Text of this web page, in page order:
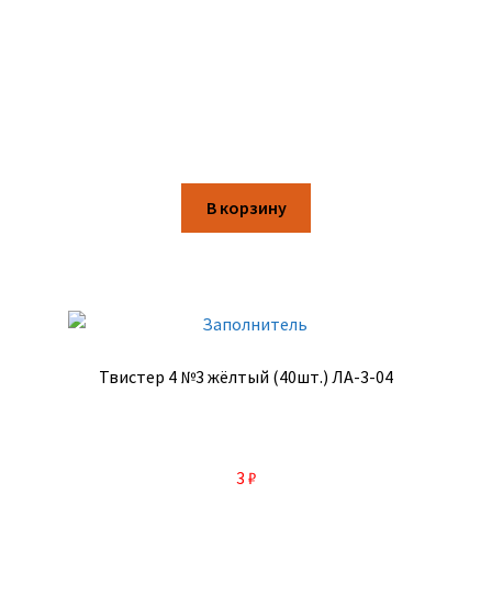
В корзину
Твистер 4 №3 жёлтый (40шт.) ЛА-3-04
3 ₽